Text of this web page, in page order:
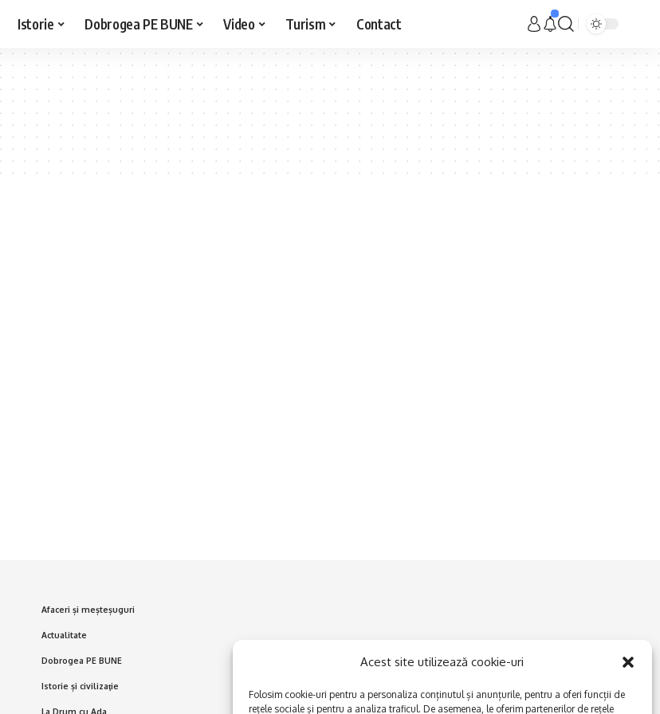
Acest site utilizează cookie-uri
Folosim cookie-uri pentru a personaliza conținutul și anunțurile, pentru a oferi funcții de
rețele sociale și pentru a analiza traficul. De asemenea, le oferim partenerilor de rețele
Istorie Dobrogea PE BUNE Video Turism Contact
Afaceri și meșteșuguri
Actualitate
Dobrogea PE BUNE
Istorie și civilizaţie
La Drum cu Ada